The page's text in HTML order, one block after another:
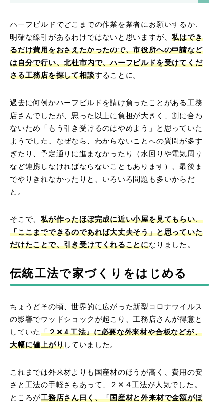
ハーフビルドでどこまでの作業を業者にお願いするか、
明確な線引があるわけではないと思いますが、私はでき
るだけ費用をおさえたかったので、市役所への申請など
は自分で行い、北杜市内で、ハーフビルドを受けてくだ
さる工務店を探して相談することに。
過去に何例かハーフビルドを請け負ったことがある工務
店さんでしたが、思った以上に負担が大きく、割に合わ
ないため「もう引き受けるのはやめよう」と思っていた
ようでした。なぜなら、わからないことへの質問が多す
ぎたり、予定通りに進まなかったり（水回りや電気周り
など連携しなければならないこともあります）、最後ま
でやりきれなかったりと、いろいろ問題も多いからだ
と。
そこで、私が作ったほぼ完成に近い小屋を見てもらい、
「ここまでできるのであれば大丈夫そう」と思っていた
だけたことで、引き受けてくれることになりました。
伝統工法で家づくりをはじめる
ちょうどその頃、世界的に広がった新型コロナウイルス
の影響でウッドショックが起こり、工務店さんが得意と
していた「２✕４工法」に必要な外来材や合板などが、
大幅に値上がりしていました。
これまでは外来材よりも国産材のほうが高く、費用の安
さと工法の手軽さもあって、２✕４工法が人気でした。
ところが工務店さん曰く、「国産材と外来材で金額がほ